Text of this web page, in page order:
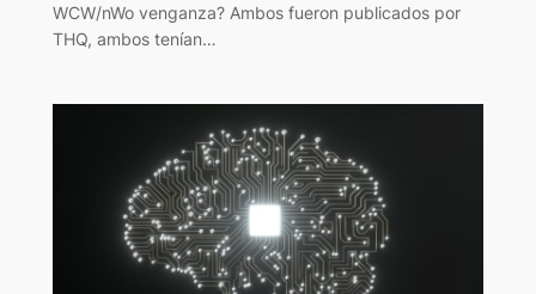
WCW/nWo venganza? Ambos fueron publicados por
THQ, ambos tenían…